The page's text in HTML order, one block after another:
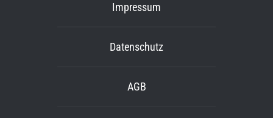
Impressum
Datenschutz
AGB